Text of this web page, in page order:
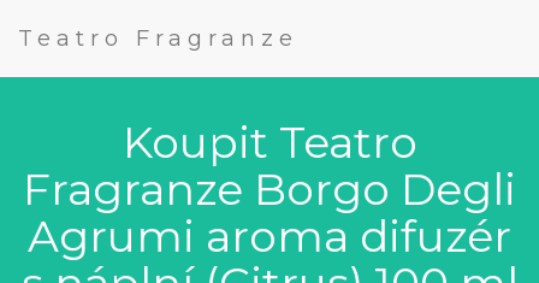
Teatro Fragranze
Koupit Teatro
Fragranze Borgo Degli
Agrumi aroma difuzér